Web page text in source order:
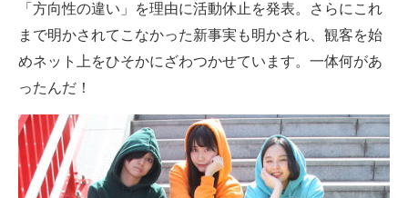
進化するPCとデバイスの未来
好きが集まる 比べて選べる
ビジネスと働き方のヒント
AI活用のいまが分かる
企業ITのトレンドを詳説
「方向性の違い」を理由に活動休止を発表。さらにこれ
まで明かされてこなかった新事実も明かされ、観客を始
めネット上をひそかにざわつかせています。一体何があ
ったんだ！